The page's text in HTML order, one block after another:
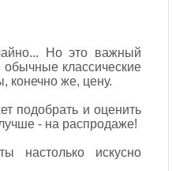
Но это важный
обычные классические
конечно же, цену.
подобрать и оценить
- на распродаже!
настолько искусно